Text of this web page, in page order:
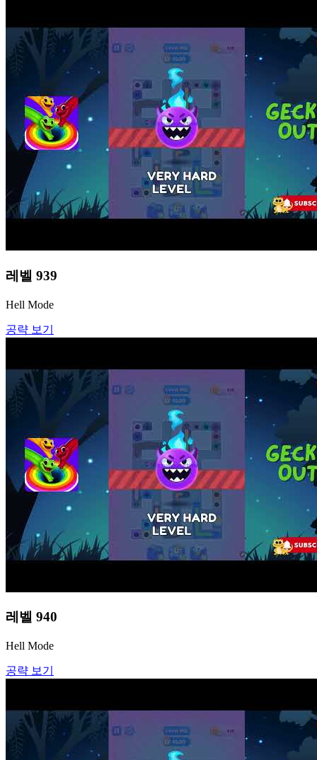
레벨 939
Hell Mode
공략 보기
레벨 940
Hell Mode
공략 보기